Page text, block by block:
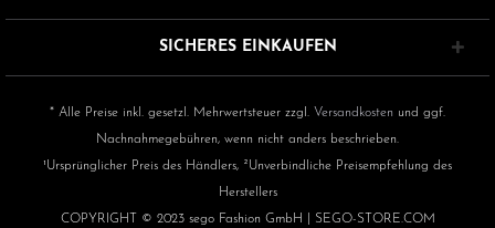
SICHERES EINKAUFEN
* Alle Preise inkl. gesetzl. Mehrwertsteuer zzgl. Versandkosten und ggf.
Nachnahmegebühren, wenn nicht anders beschrieben.
¹Ursprünglicher Preis des Händlers, ²Unverbindliche Preisempfehlung des
Herstellers
COPYRIGHT © 2023 sego Fashion GmbH | SEGO-STORE.COM